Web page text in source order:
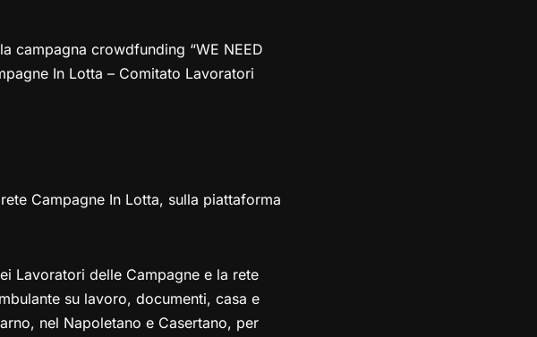
campagna crowdfunding “WE NEED
In Lotta – Comitato Lavoratori
Campagne In Lotta, sulla piattaforma
Lavoratori delle Campagne e la rete
su lavoro, documenti, casa e
nel Napoletano e Casertano, per